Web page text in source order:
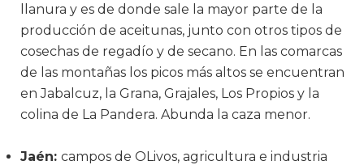
llanura y es de donde sale la mayor parte de la
producción de aceitunas, junto con otros tipos de
cosechas de regadío y de secano. En las comarcas
de las montañas los picos más altos se encuentran
en Jabalcuz, la Grana, Grajales, Los Propios y la
colina de La Pandera. Abunda la caza menor.
Jaén: campos de OLivos, agricultura e industria